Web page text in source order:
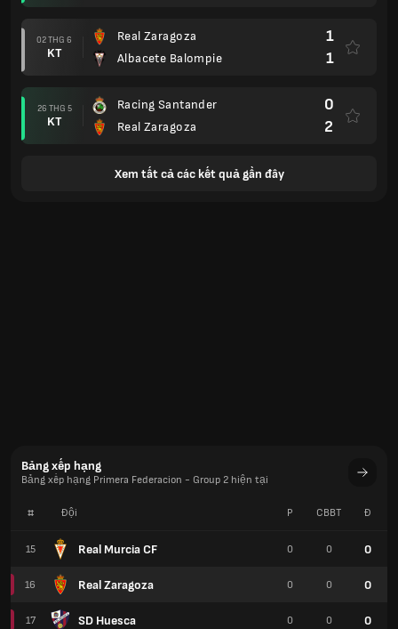
02 THG 6
KT
Real Zaragoza
Albacete Balompie
1
1
26 THG 5
KT
Racing Santander
Real Zaragoza
0
2
Xem tất cả các kết quả gần đây
Bảng xếp hạng
Bảng xếp hạng Primera Federacion - Group 2 hiện tại
# Đội
15 Real Murcia CF
16 Real Zaragoza
17 SD Huesca
P CBBT Đ
0 0 0
0 0 0
0 0 0